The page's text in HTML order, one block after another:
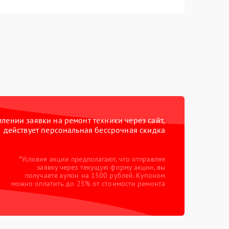
заявки на ремонт техники через сайт,
действует персональная бессрочная скидка
*Условия акции предполагают, что отправляя
заявку через текущую форму акции, вы
получаете купон на 1500 рублей. Купоном
можно оплатить до 25% от стоимости ремонта